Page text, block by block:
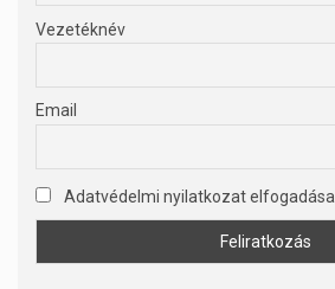
Vezetéknév
Email
Adatvédelmi nyilatkozat elfogadása